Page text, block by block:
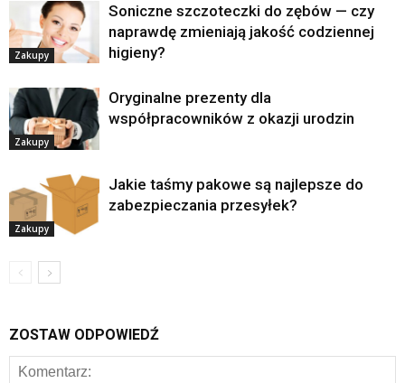
Zakupy
Soniczne szczoteczki do zębów — czy
naprawdę zmieniają jakość codziennej
higieny?
Zakupy
Oryginalne prezenty dla
współpracowników z okazji urodzin
Zakupy
Jakie taśmy pakowe są najlepsze do
zabezpieczania przesyłek?
ZOSTAW ODPOWIEDŹ